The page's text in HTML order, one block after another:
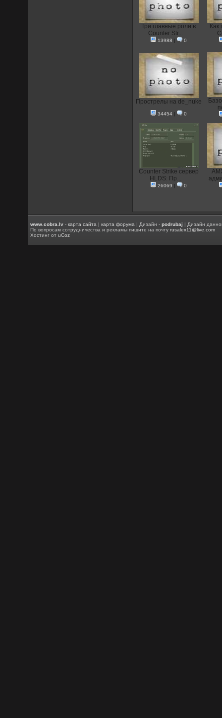
Три главные роли в
Counter Str...
13988 | 0
Как
Прострелы на de_nuke
34454| 0
Counter Strike сервер
HLDS: Пр...
26069 | 0
www.cobra.lv -карта сайта |карта форума | Дизайн -podrubaj | Дизайн
По вопросам сотрудничества и рекламы пишите на почтуrusalex11@live.com
Хостинг отuCoz